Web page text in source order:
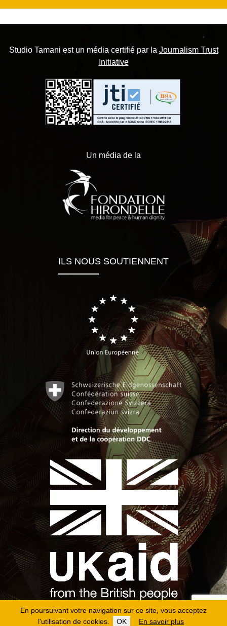
En poursuivant votre navigation sur ce site, vous acceptez
l'utilisation de cookies.
OK En savoir plus
Studio Tamani est un média certifié par la Journalism Trust
Initiative
Un média de la
ILS NOUS SOUTIENNENT